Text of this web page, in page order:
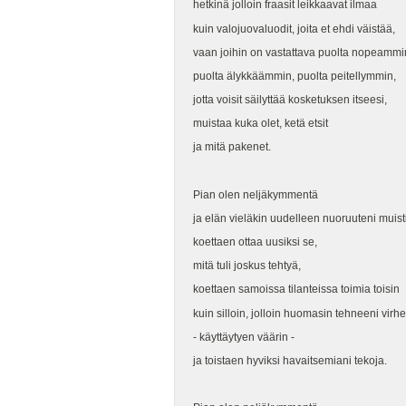
hetkinä jolloin fraasit leikkaavat ilmaa
kuin valojuovaluodit, joita et ehdi väistää,
vaan joihin on vastattava puolta
puolta älykkäämmin, puolta peitellymmin,
jotta voisit säilyttää kosketuksen itseesi,
muistaa kuka olet, ketä etsit
ja mitä pakenet.
Pian olen neljäkymmentä
ja elän vieläkin uudelleen nuoruuteni
koettaen ottaa uusiksi se,
mitä tuli joskus tehtyä,
koettaen samoissa tilanteissa toimia toisin
kuin silloin, jolloin huomasin tehneeni
- käyttäytyen väärin -
ja toistaen hyviksi havaitsemiani tekoja.